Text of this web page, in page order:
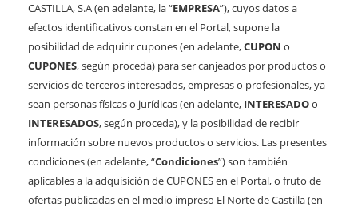
CASTILLA, S.A (en adelante, la “EMPRESA”), cuyos datos a
efectos identificativos constan en el Portal, supone la
posibilidad de adquirir cupones (en adelante,CUPON o
CUPONES, según proceda) para ser canjeados por productos o
servicios de terceros interesados, empresas o profesionales, ya
sean personas físicas o jurídicas (en adelante, INTERESADOo
INTERESADOS, según proceda), y la posibilidad de recibir
información sobre nuevos productos o servicios. Las presentes
condiciones (en adelante, “Condiciones”) son también
aplicables a la adquisición de CUPONES en el Portal, o fruto de
ofertas publicadas en el medio impreso El Norte de Castilla (en